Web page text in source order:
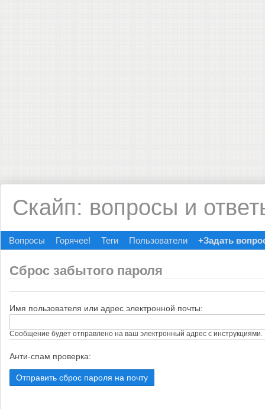
Скайп: вопросы и
Вопросы Горячее! Теги Пользователи +Задать
Сброс забытого пароля
Имя пользователя или адрес электронной почты:
Сообщение будет отправлено на ваш электронный адрес с инструкциями.
Анти-спам проверка: